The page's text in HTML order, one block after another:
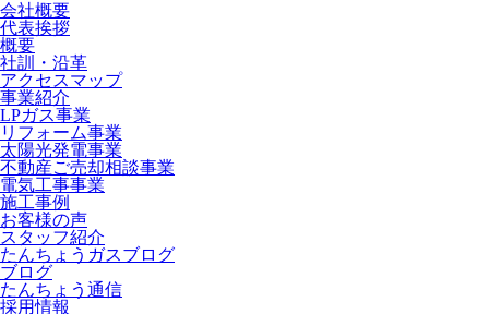
会社概要
代表挨拶
概要
社訓・沿革
アクセスマップ
事業紹介
LPガス事業
リフォーム事業
太陽光発電事業
不動産ご売却相談事業
電気工事事業
施工事例
お客様の声
スタッフ紹介
たんちょうガスブログ
ブログ
たんちょう通信
採用情報